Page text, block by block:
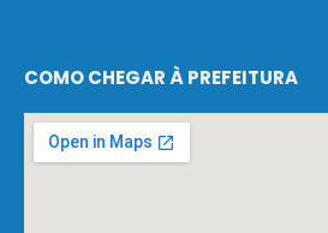
COMO CHEGAR À PREFEITURA